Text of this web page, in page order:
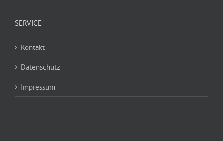
SERVICE
Kontakt
Datenschutz
Impressum